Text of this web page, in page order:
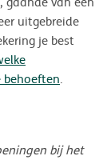
uitgebreide
je best
.
bij het